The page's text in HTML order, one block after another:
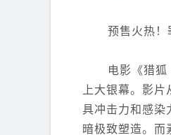
预售火热
电影《猎
上大银幕。影
具冲击力和感染
暗极致塑造。